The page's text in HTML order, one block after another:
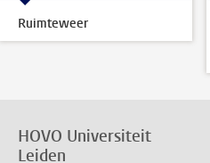
Ruimteweer
HOVO Universiteit
Leiden